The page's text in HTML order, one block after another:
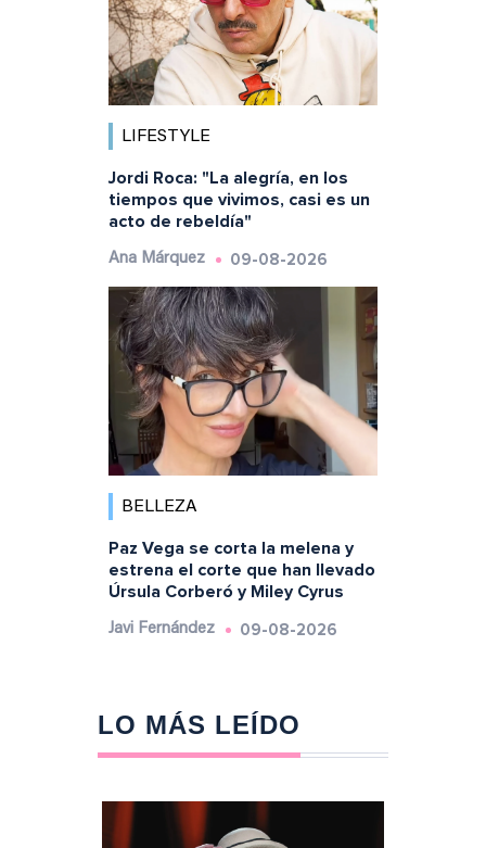
LIFESTYLE
Jordi Roca: "La alegría, en los
tiempos que vivimos, casi es un
acto de rebeldía"
Ana Márquez 09-08-2026
BELLEZA
Paz Vega se corta la melena y
estrena el corte que han llevado
Úrsula Corberó y Miley Cyrus
Javi Fernández 09-08-2026
LO MÁS LEÍDO